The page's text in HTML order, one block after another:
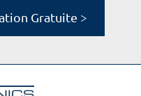
Gratuite >